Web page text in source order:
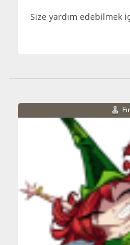
Size yardım edebilmek